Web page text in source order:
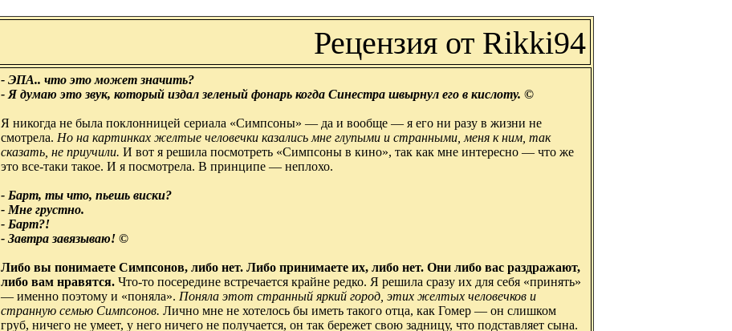
Рецензия от Rikki94
- ЭПА.. что это может значить?
- Я думаю это звук, который издал зеленый фонарь когда Синестра швырнул его в кислоту. ©
Я никогда не была поклонницей сериала «Симпсоны» — да и вообще — я его ни разу в жизни не
смотрела. Но на картинках желтые человечки казались мне глупыми и странными, меня к ним, так
сказать, не приучили. И вот я решила посмотреть «Симпсоны в кино», так как мне интересно — что же
это все-таки такое. И я посмотрела. В принципе — неплохо.
- Барт, ты что, пьешь виски?
- Мне грустно.
- Барт?!
- Завтра завязываю! ©
Либо вы понимаете Симпсонов, либо нет. Либо принимаете их, либо нет. Они либо вас раздражают,
либо вам нравятся. Что-то посередине встречается крайне редко. Я решила сразу их для себя «принять»
— именно поэтому и «поняла». Поняла этот странный яркий город, этих желтых человечков и
странную семью Симпсонов. Лично мне не хотелось бы иметь такого отца, как Гомер — он слишком
груб, ничего не умеет, у него ничего не получается, он так бережет свою задницу, что подставляет сына.